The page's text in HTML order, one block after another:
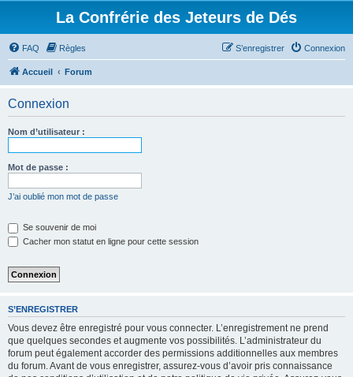
La Confrérie des Jeteurs de Dés
FAQ Règles Connexion
S’enregistrer
Accueil Forum
Connexion
Nom d’utilisateur :
Mot de passe :
J’ai oublié mon mot de passe
Se souvenir de moi
Cacher mon statut en ligne pour cette session
S’ENREGISTRER
Vous devez être enregistré pour vous connecter. L’enregistrement ne prend
que quelques secondes et augmente vos possibilités. L’administrateur du
forum peut également accorder des permissions additionnelles aux membres
du forum. Avant de vous enregistrer, assurez-vous d’avoir pris connaissance